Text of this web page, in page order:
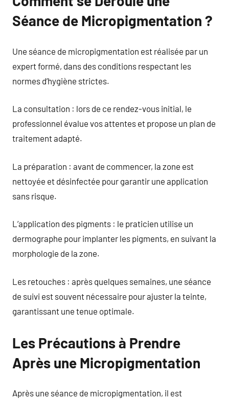
Séance de Micropigmentation ?
Une séance de micropigmentation est réalisée par un
expert formé, dans des conditions respectant les
normes d’hygiène strictes.
La consultation : lors de ce rendez-vous initial, le
professionnel évalue vos attentes et propose un plan de
traitement adapté.
La préparation : avant de commencer, la zone est
nettoyée et désinfectée pour garantir une application
sans risque.
L’application des pigments : le praticien utilise un
dermographe pour implanter les pigments, en suivant la
morphologie de la zone.
Les retouches : après quelques semaines, une séance
de suivi est souvent nécessaire pour ajuster la teinte,
garantissant une tenue optimale.
Les Précautions à Prendre
Après une Micropigmentation
Après une séance de micropigmentation, il est